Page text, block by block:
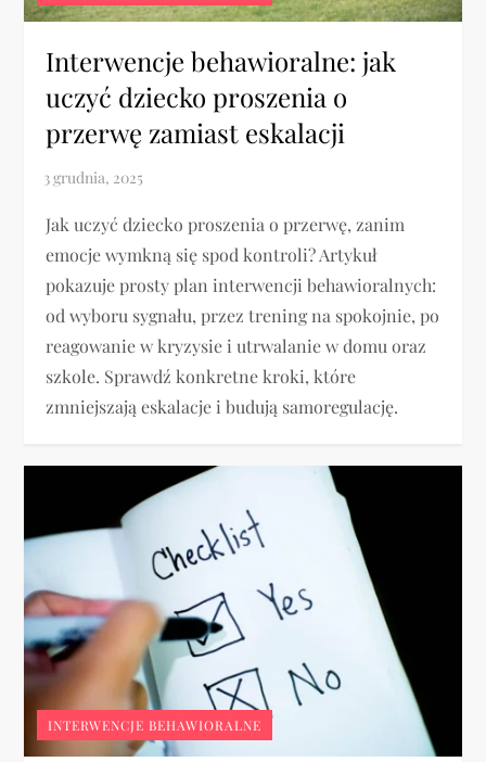
Interwencje behawioralne: jak
uczyć dziecko proszenia o
przerwę zamiast eskalacji
Jak uczyć dziecko proszenia o przerwę, zanim
emocje wymkną się spod kontroli? Artykuł
pokazuje prosty plan interwencji behawioralnych:
od wyboru sygnału, przez trening na spokojnie, po
reagowanie w kryzysie i utrwalanie w domu oraz
szkole. Sprawdź konkretne kroki, które
zmniejszają eskalacje i budują samoregulację.
INTERWENCJE BEHAWIORALNE